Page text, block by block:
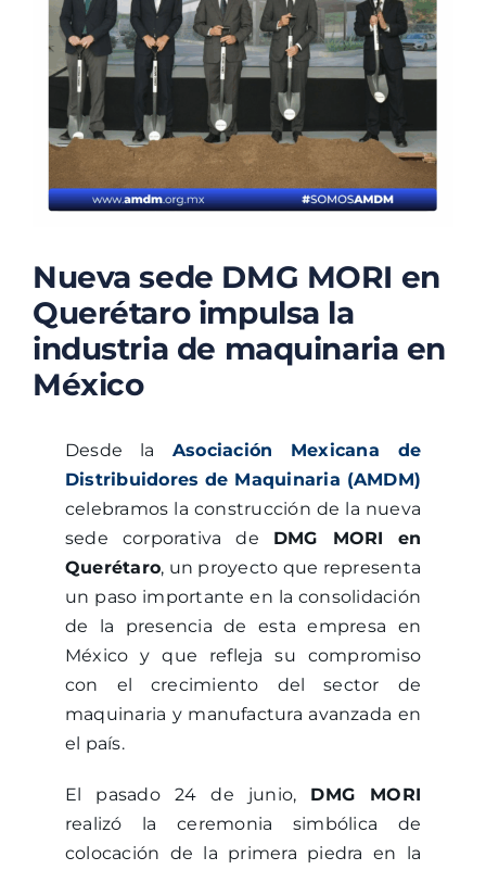
TALLERES
BLOG
Nueva sede DMG MORI en
Querétaro impulsa la
industria de maquinaria en
México
Desde la Asociación Mexicana de
Distribuidores de Maquinaria (AMDM)
celebramos la construcción de la nueva
sede corporativa de DMG MORI
en
Querétaro, un proyecto que representa
un paso importante en la consolidación
de la presencia de esta empresa en
México y que refleja su compromiso
con el crecimiento del sector de
maquinaria y manufactura avanzada en
el país.
El pasado 24 de junio, DMG MORI
realizó la ceremonia simbólica de
colocación de la primera piedra en la